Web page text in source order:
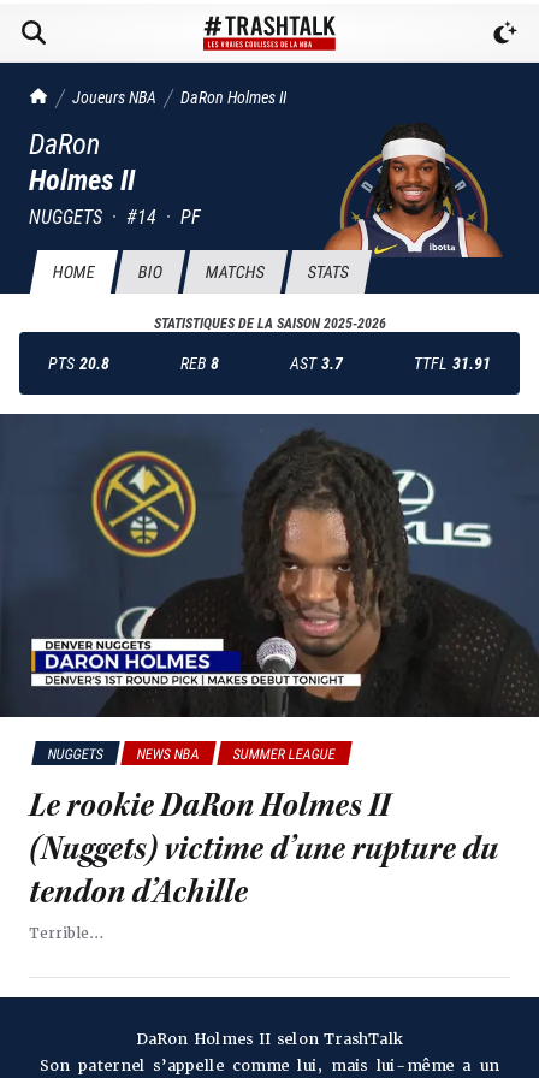
TrashTalk Actu NBA
Joueurs NBA DaRon Holmes II
DaRon
Holmes II
NUGGETS · #14 · PF
HOME BIO MATCHS STATS
STATISTIQUES DE LA SAISON2025-2026
PTS 20.8 REB 8 AST 3.7 TTFL 31.91
NUGGETS NEWS NBA SUMMER LEAGUE
Le rookie DaRon Holmes II
(Nuggets) victime d’une rupture du
tendon d’Achille
Terrible…
DaRon Holmes II selon TrashTalk
Son paternel s’appelle comme lui, mais lui-même a un